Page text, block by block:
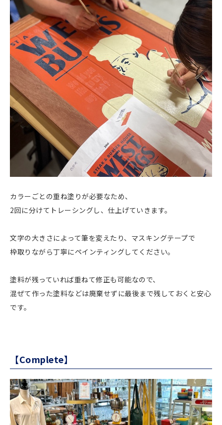
カラーごとの重ね塗りが必要なため、
2回に分けてトレーシングし、仕上げていきます。
文字の大きさによって筆を変えたり、マスキングテープで
枠取りながら丁寧にペインティングしてください。
塗料が残っていれば重ねて修正も可能なので、
混ぜて作った塗料などは廃棄せずに最後まで残しておくと安心
です。
【Complete】